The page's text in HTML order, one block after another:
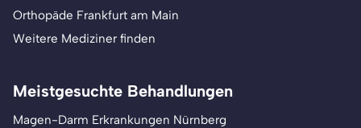
Orthopäde Frankfurt am Main
Weitere Mediziner finden
Meistgesuchte Behandlungen
Magen-Darm Erkrankungen Nürnberg